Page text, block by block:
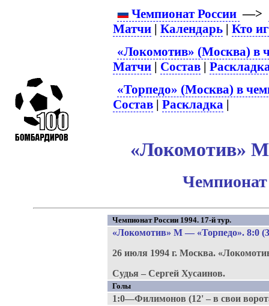
Чемпионат России —>
Матчи |Календарь |Кто
«Локомотив» (Москва) в
Матчи | Состав |
«Торпедо» (Москва) в
Состав |Раскладка |
«Локомотив» М
Чемпионат
Чемпионат России 1994. 17-й тур.
«Локомотив» М— «Торпедо». 8:0
26 июля 1994 г. Москва.
Судья – Сергей Хусаинов.
Голы
1:0—Филимонов (12' – в свои